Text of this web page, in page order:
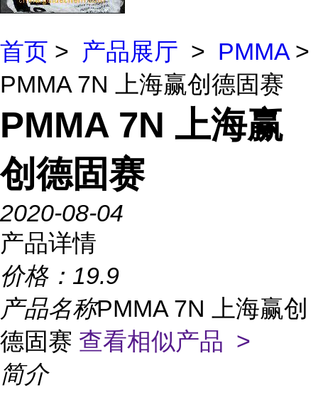
首页 > 产品展厅 > PMMA >
PMMA 7N 上海赢创德固赛
PMMA 7N 上海赢
创德固赛
2020-08-04
产品详情
价格： 19.9
产品名称PMMA 7N 上海赢创
德固赛 查看相似产品 >
简介